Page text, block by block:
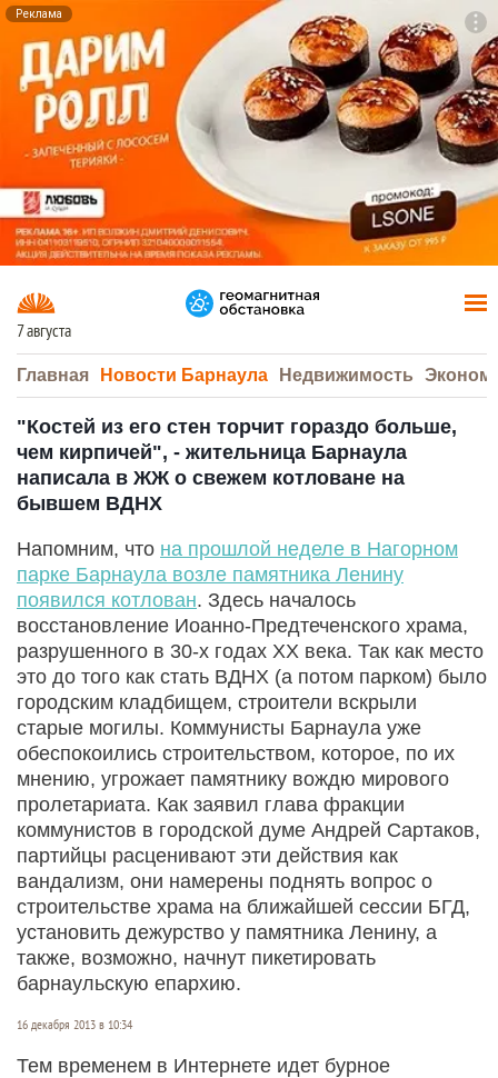
Реклама
7 августа
Главная Новости Барнаула Недвижимость
"Костей из его стен торчит гораздо больше,
чем кирпичей", - жительница Барнаула
написала в ЖЖ о свежем котловане на
бывшем ВДНХ
Напомним, что на прошлой неделе в Нагорном
парке Барнаула возле памятника Ленину
появился котлован. Здесь началось
восстановление Иоанно-Предтеченского храма,
разрушенного в 30-х годах XX века. Так как место
это до того как стать ВДНХ (а потом парком) было
городским кладбищем, строители вскрыли
старые могилы. Коммунисты Барнаула уже
обеспокоились строительством, которое, по их
мнению, угрожает памятнику вождю мирового
пролетариата. Как заявил глава фракции
коммунистов в городской думе Андрей Сартаков,
партийцы расценивают эти действия как
вандализм, они намерены поднять вопрос о
строительстве храма на ближайшей сессии БГД,
установить дежурство у памятника Ленину, а
также, возможно, начнут пикетировать
барнаульскую епархию.
16 декабря 2013 в 10:34
Тем временем в Интернете идет бурное